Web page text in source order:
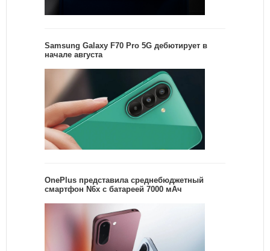
Samsung Galaxy F70 Pro 5G дебютирует в
начале августа
OnePlus представила среднебюджетный
смартфон N6x с батареей 7000 мАч